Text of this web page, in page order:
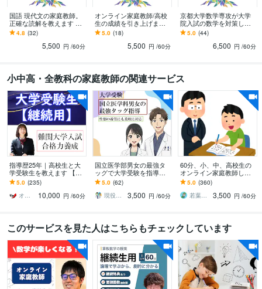
国語 現代文の家庭教師。
正確な読解を教えます 難
関大対策OK。読解・言語
化能力の向上は他教科の
成績UPにも
4.8 (32)
5,500 円 /60分
オンライン家庭教師/高校
生の成績を引き上げます
京都大学数学専攻 / TOEI
C得点率97%
5.0 (18)
5,500 円 /60分
京都大学数学専攻が大学
院入試の数学を対策しま
す 京都大学数学専攻 | 京
大院数学科専門科目満点
5.0 (44)
6,500 円 /60分
小中高・全教科の家庭教師の関連サービス
指導歴25年｜高校生と大
学受験生を教えます 【継
続用】英語、数学、物
理、化学の難関大学・医
学部受験指導
5.0 (235)
オンライン家庭教師のUp先生
10,000 円 /60分
国立医学部男女の最強タ
ッグで大学受験を指導し
ます 各々の得意を生かす
死角なし指導！性別の希
望にも柔軟に対応！
5.0 (62)
現役国立医学部生 オンライン家庭教師
3,500 円 /60分
60分、小、中、高校生の
オンライン家庭教師しま
す 高校生は英語、小学
生、中学生は英語ほか、
全教科に対応します。
5.0 (360)
若葉先生の英語教室
3,500 円 /60分
このサービスを見た人はこちらもチェックしています